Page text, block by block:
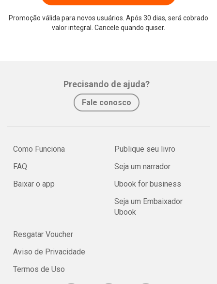
Promoção válida para novos usuários. Após 30 dias, será cobrado
valor integral. Cancele quando quiser.
Precisando de ajuda?
Fale conosco
Como Funciona
FAQ
Baixar o app
Publique seu livro
Seja um narrador
Ubook for business
Seja um Embaixador
Ubook
Resgatar Voucher
Aviso de Privacidade
Termos de Uso
Whatsapp E-mail